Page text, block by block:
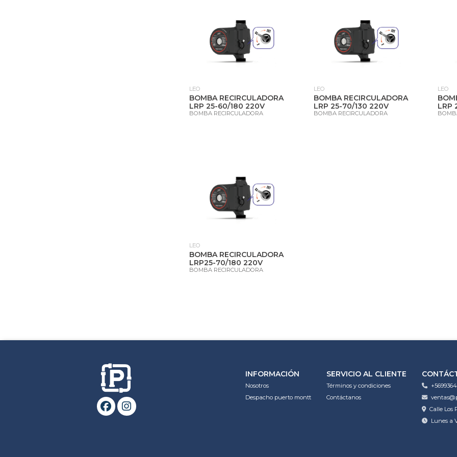
LEO
BOMBA RECIRCULADORA
LRP 25-60/180 220V
BOMBA RECIRCULADORA
LEO
BOMBA RECIRCULADORA
LRP 25-70/130 220V
BOMBA RECIRCULADORA
LEO
LRP
LEO
BOMBA RECIRCULADORA
LRP25-70/180 220V
BOMBA RECIRCULADORA
INFORMACIÓN
Nosotros
Despacho puerto montt
SERVICIO AL CLIENTE
Términos y condiciones
Contáctanos
Calle Los
Lunes a